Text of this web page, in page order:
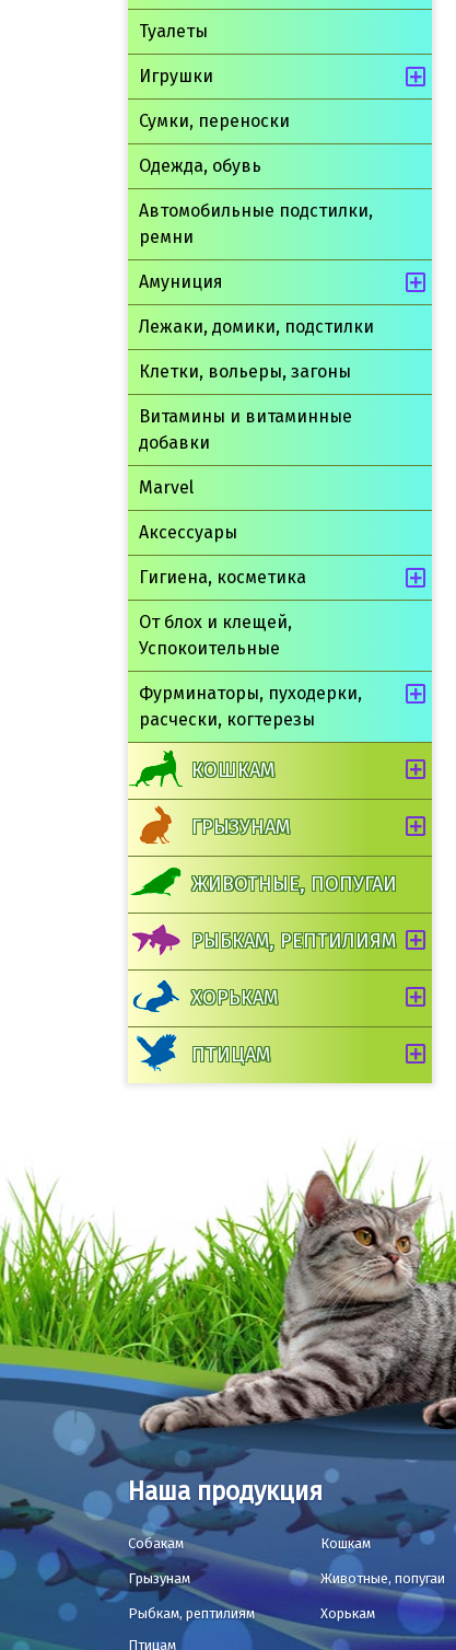
Туалеты
Игрушки
Сумки, переноски
Одежда, обувь
Автомобильные подстилки,
ремни
Амуниция
Лежаки, домики, подстилки
Клетки, вольеры, загоны
Витамины и витаминные
добавки
Marvel
Аксессуары
Гигиена, косметика
От блох и клещей,
Успокоительные
Фурминаторы, пуходерки,
расчески, когтерезы
КОШКАМ
ГРЫЗУНАМ
ЖИВОТНЫЕ, ПОПУГАИ
РЫБКАМ, РЕПТИЛИЯМ
ХОРЬКАМ
ПТИЦАМ
Мнямс Тренировочные
лакомства для собак
Наша продукция
Собакам Кошкам
Грызунам Животные, попугаи
Рыбкам, рептилиям
Хорькам
Птицам